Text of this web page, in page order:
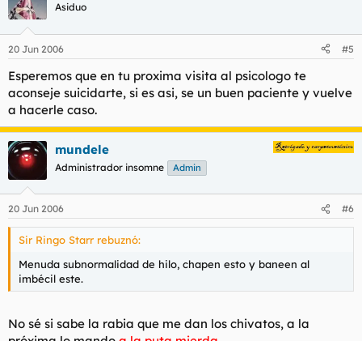
Asiduo
20 Jun 2006 #5
Esperemos que en tu proxima visita al psicologo te
aconseje suicidarte, si es asi, se un buen paciente y vuelve
a hacerle caso.
mundele
Administrador insomne Admin
20 Jun 2006 #6
Sir Ringo Starr rebuznó:
Menuda subnormalidad de hilo, chapen esto y baneen al
imbécil este.
No sé si sabe la rabia que me dan los chivatos, a la